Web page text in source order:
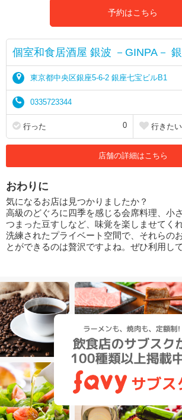
予約はこちら
個室和食居酒屋 銀波 －GINPA－
東京都中央区銀座5-6-2 銀座七宝ビルB1
0335723344
行った 0 行きたい
店舗の詳細はこちら
おわりに
気になるお店は見つかりましたか？
高級のどぐろに四季を感じる会席料理、小
つまった豆すしなど、味覚を楽しませてく
洗練されたプライベート空間で、それらの
とができるのは贅沢ですよね。ぜひ利用し